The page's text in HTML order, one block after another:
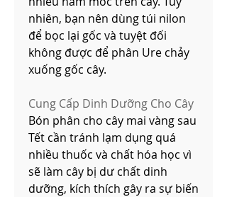
nhiên, bạn nên dùng túi nilon
để bọc lại gốc và tuyệt đối
không được để phân Ure chảy
xuống gốc cây.
Cung Cấp Dinh Dưỡng Cho Cây
Bón phân cho cây mai vàng sau
Tết cần tránh lạm dụng quá
nhiều thuốc và chất hóa học vì
sẽ làm cây bị dư chất dinh
dưỡng, kích thích gây ra sự biến